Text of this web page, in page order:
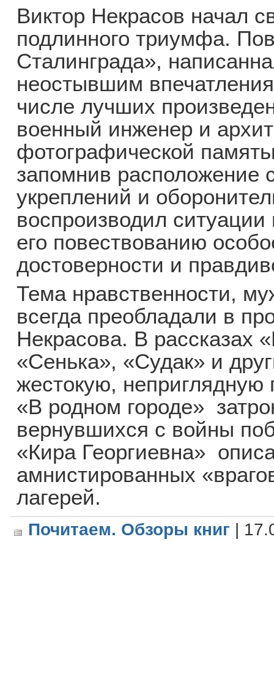
Виктор Некрасов начал
подлинного триумфа.
Сталинграда»,
неостывшим
числе лучших
военный инженер и
фотографической
запомнив расположение
укреплений и
воспроизводил
его повествованию
достоверности и
Тема нравственности,
всегда преобладали в
Некрасова. В рассказах
«Сенька», «Судак» и
жестокую,
«В родном городе»
вернувшихся с войны
«Кира Георгиевна»
амнистированных
лагерей.
Почитаем. Обзоры книг |